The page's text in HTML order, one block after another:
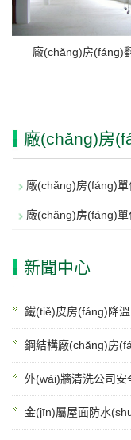
廠(chǎng)房(fáng)
廠(chǎng)房
廠(chǎng)房(fáng)單
廠(chǎng)房(fáng)
新聞中心
鐵(tiě)皮房(fáng)降
鋼結構廠(chǎng)房
外(wài)牆清洗公司
金(jīn)屬屋面防水